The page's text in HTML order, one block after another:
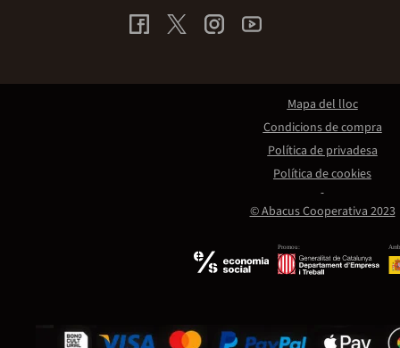
Promou:
© Abacus Cooperativa 2023
Mapa del lloc
Condicions de compra
Política de privadesa
Política de cookies